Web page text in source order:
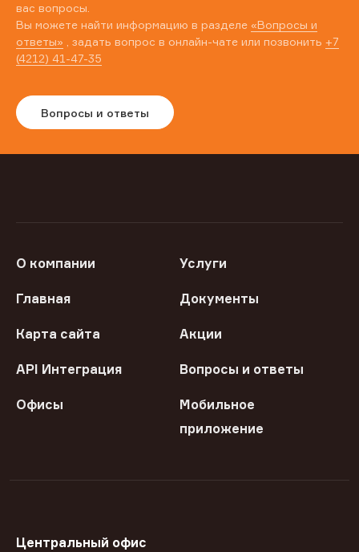
вас вопросы.
Вы можете найти информацию в разделе «Вопросы и
ответы» , задать вопрос в онлайн-чате или позвонить +7
(4212) 41-47-35
Вопросы и ответы
О компании Услуги
Главная Документы
Карта сайта Акции
API Интеграция Вопросы и ответы
Офисы
Мобильное
приложение
Центральный офис